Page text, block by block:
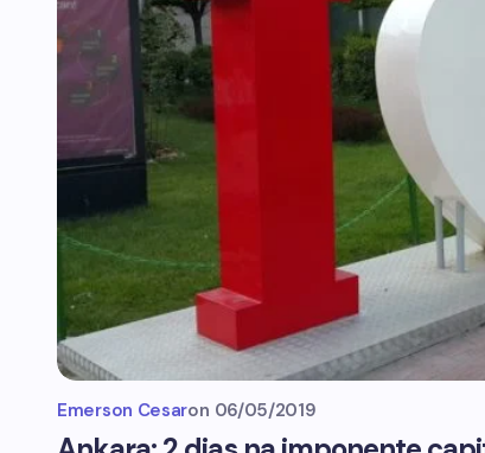
Emerson Cesaron 06/05/2019